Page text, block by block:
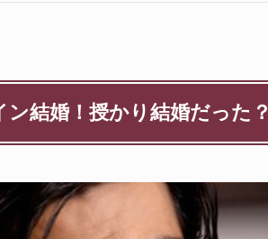
結婚！授かり結婚だった？